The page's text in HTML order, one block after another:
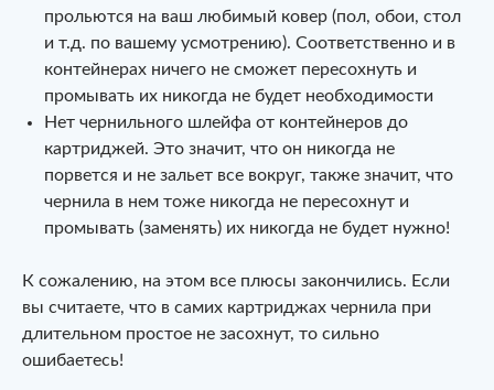
прольются на ваш любимый ковер (пол, обои, стол
и т.д. по вашему усмотрению). Соответственно и в
контейнерах ничего не сможет пересохнуть и
промывать их никогда не будет необходимости
Нет чернильного шлейфа от контейнеров до
картриджей. Это значит, что он никогда не
порвется и не зальет все вокруг, также значит, что
чернила в нем тоже никогда не пересохнут и
промывать (заменять) их никогда не будет нужно!
К сожалению, на этом все плюсы закончились. Если
вы считаете, что в самих картриджах чернила при
длительном простое не засохнут, то сильно
ошибаетесь!